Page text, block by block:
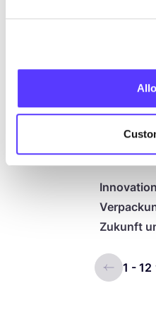
20 August
and
(PPWD)
Zukunft
1 - 12